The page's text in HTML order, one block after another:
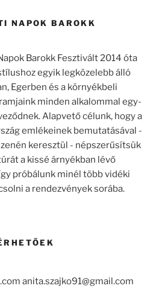
NAPOK BAROKK
Barokk Fesztivált 2014 óta
egyik legközelebb álló
Egerben és a környékbeli
minden alkalommal egy-
Alapvető célunk, hogy a
emlékeinek bemutatásával -
keresztül - népszerűsítsük
a kissé árnyékban lévő
próbálunk minél több vidéki
a rendezvények sorába.
anita.szajko91@gmail.com